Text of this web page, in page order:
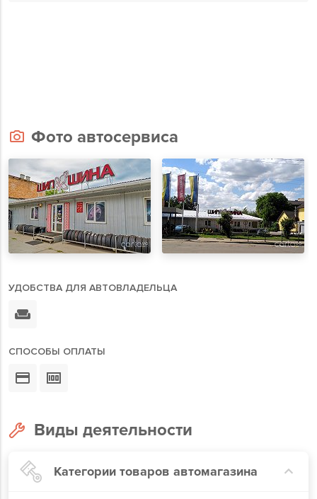
Фото автосервиса
УДОБСТВА ДЛЯ АВТОВЛАДЕЛЬЦА
СПОСОБЫ ОПЛАТЫ
Виды деятельности
Категории товаров автомагазина